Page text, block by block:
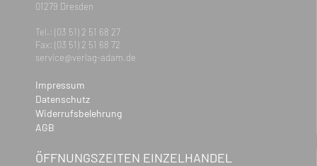
01279 Dresden
Tel.: (03 51) 2 51 68 27
Fax: (03 51) 2 51 68 72
service@verlag-adam.de
Impressum
Datenschutz
Widerrufsbelehrung
AGB
ÖFFNUNGSZEITEN EINZELHANDEL